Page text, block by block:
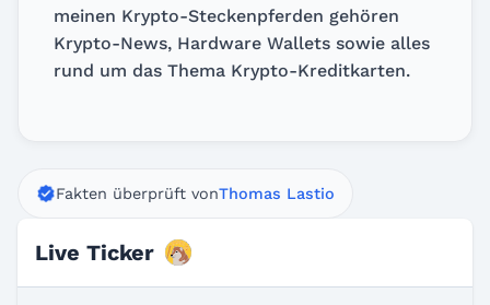
meinen Krypto-Steckenpferden gehören
Krypto-News, Hardware Wallets sowie alles
rund um das Thema Krypto-Kreditkarten.
Fakten überprüft vonThomas Lastio
Bonk Tokenökonomie
Live Ticker